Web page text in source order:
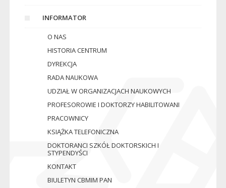
INFORMATOR
O NAS
HISTORIA CENTRUM
DYREKCJA
RADA NAUKOWA
UDZIAŁ W ORGANIZACJACH NAUKOWYCH
PROFESOROWIE I DOKTORZY HABILITOWANI
PRACOWNICY
KSIĄŻKA TELEFONICZNA
DOKTORANCI SZKÓŁ DOKTORSKICH I
STYPENDYŚCI
KONTAKT
BIULETYN CBMIM PAN